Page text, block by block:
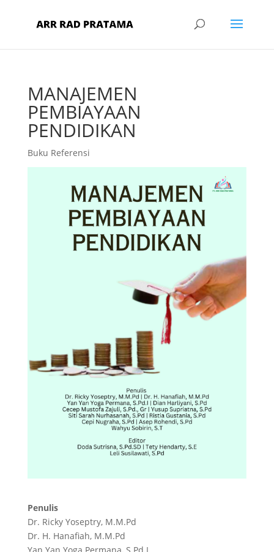
MANAJEMEN
PEMBIAYAAN
PENDIDIKAN
Buku Referensi
Penulis
Dr. Ricky Yoseptry, M.M.Pd
Dr. H. Hanafiah, M.M.Pd